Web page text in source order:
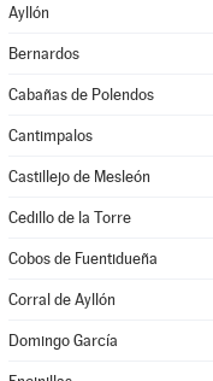
Ayllón
Bernardos
Cabañas de Polendos
Cantimpalos
Castillejo de Mesleón
Cedillo de la Torre
Cobos de Fuentidueña
Corral de Ayllón
Domingo García